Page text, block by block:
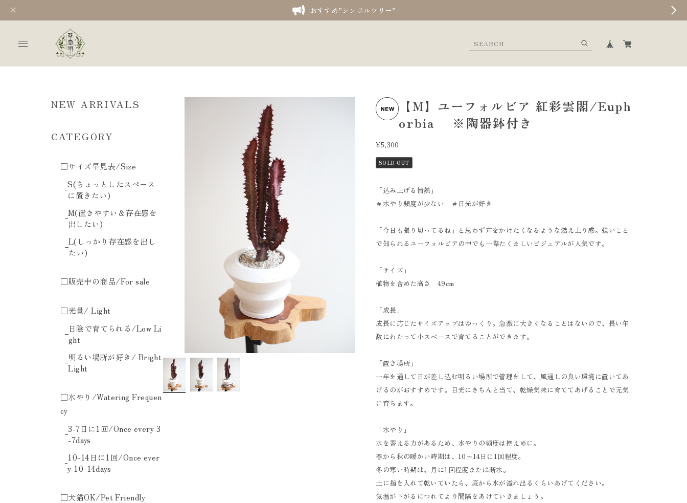
おすすめ”シンボルツリー”
NEW ARRIVALS
CATEGORY
□サイズ早見表/Size
S(ちょっとしたスペース
に置きたい)
M(置きやすい＆存在感を
出したい)
L(しっかり存在感を出し
たい)
□販売中の商品/For sale
□光量/ Light
日陰で育てられる/Low Li
ght
明るい場所が好き/ Bright
Light
□水やり/Watering Frequen
cy
3-7日に1回/Once every 3
-7days
10-14日に1回/Once ever
y 10-14days
□犬猫OK/Pet Friendly
【M】ユーフォルビア 紅彩雲閣/Euph
orbia ※陶器鉢付き
¥5,300
SOLD OUT
「込み上げる情熱」
＃水やり頻度が少ない ＃日光が好き
「今日も張り切ってるね」と思わず声をかけたくなるような燃え上り感。強いこと
で知られるユーフォルビアの中でも一際たくましいビジュアルが人気です。
「サイズ」
植物を含めた高さ 49cm
「成長」
成長に応じたサイズアップはゆっくり。急激に大きくなることはないので、長い年
数にわたって小スペースで育てることができます。
「置き場所」
一年を通して日が差し込む明るい場所で管理をして、風通しの良い環境に置いてあ
げるのがおすすめです。日光にきちんと当て、乾燥気味に育ててあげることで元気
に育ちます。
「水やり」
水を蓄える力があるため、水やりの頻度は控えめに。
春から秋の暖かい時期は、10〜14日に1回程度。
冬の寒い時期は、月に1回程度または断水。
土に指を入れて乾いていたら、底から水が溢れ出るくらいあげてください。
気温が下がるにつれてより間隔をあけていきましょう。